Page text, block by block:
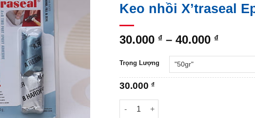
Keo nhồi X’traseal
30.000 ₫ – 40.000 ₫Khoảng
Trọng Lượng
30.000 ₫
Keo nhồi X'traseal Epoxy Putty số lượng